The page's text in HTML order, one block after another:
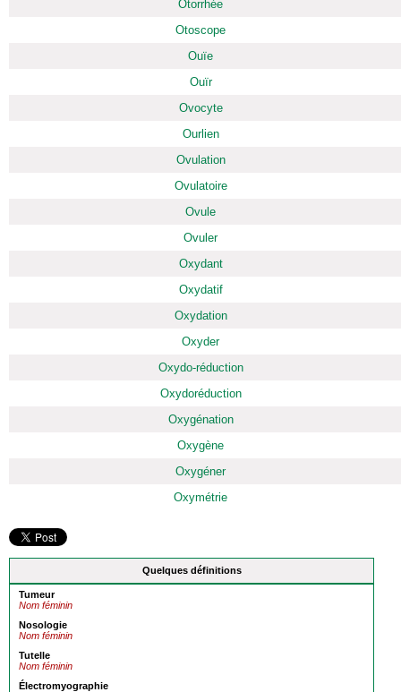
Quelques définitions
Tumeur
Nom féminin
Nosologie
Nom féminin
Tutelle
Nom féminin
Électromyographie
Otorrhée
Otoscope
Ouïe
Ouïr
Ovocyte
Ourlien
Ovulation
Ovulatoire
Ovule
Ovuler
Oxydant
Oxydatif
Oxydation
Oxyder
Oxydo-réduction
Oxydoréduction
Oxygénation
Oxygène
Oxygéner
Oxymétrie